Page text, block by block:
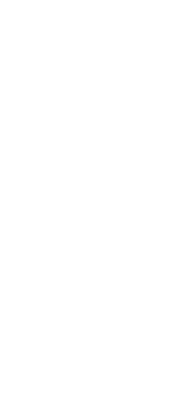
袭击事件中，众人奋力
亲自踏入那片无边
、连麦暗示及直播